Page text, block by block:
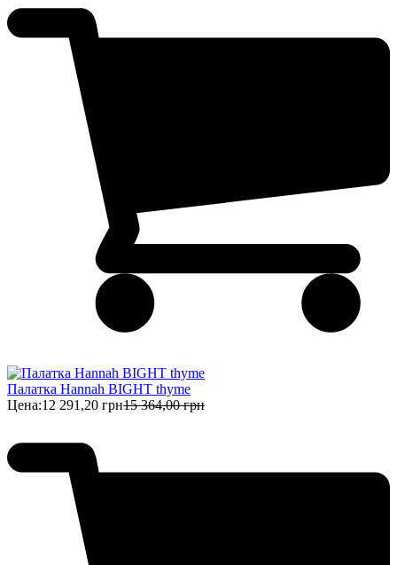
Палатка Hannah BIGHT thyme
Цена:12 291,20 грн15 364,00 грн